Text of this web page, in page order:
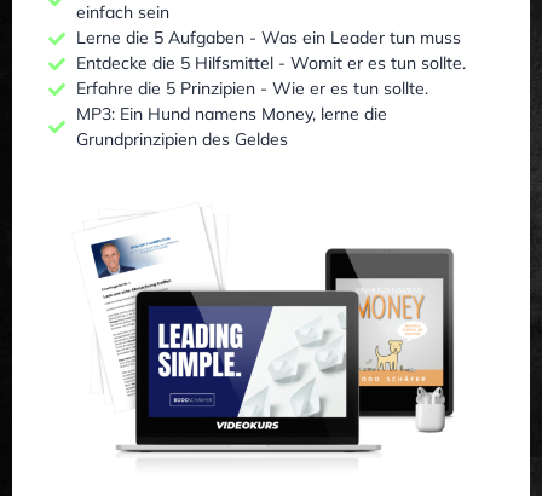
einfach sein
Lerne die 5 Aufgaben - Was ein Leader tun muss
Entdecke die 5 Hilfsmittel - Womit er es tun sollte.
Erfahre die 5 Prinzipien - Wie er es tun sollte.
MP3: Ein Hund namens Money, lerne die
Grundprinzipien des Geldes